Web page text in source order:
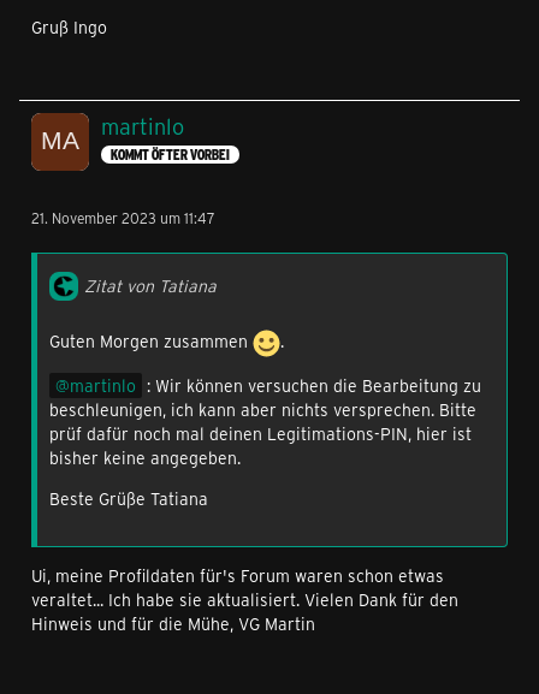
Gruß Ingo
martinlo
KOMMT ÖFTER VORBEI
21. November 2023 um 11:47
Zitat von Tatiana
Guten Morgen zusammen
.
martinlo : Wir können versuchen die Bearbeitung zu
beschleunigen, ich kann aber nichts versprechen. Bitte
prüf dafür noch mal deinen Legitimations-PIN, hier ist
bisher keine angegeben.
Beste Grüße Tatiana
Ui, meine Profildaten für's Forum waren schon etwas
veraltet... Ich habe sie aktualisiert. Vielen Dank für den
Hinweis und für die Mühe, VG Martin